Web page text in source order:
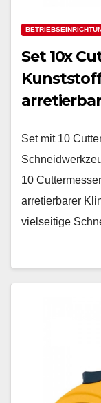
Set 10x
arretierbar
Set mit 10
10
arretierbarer
vielseitige